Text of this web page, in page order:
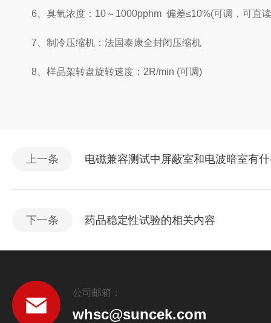
6、臭氧浓度：10～1000pphm 偏差≤10%(可调，可直
7、制冷压缩机：法国泰康全封闭压缩机
8、样品架转盘旋转速度：2R/min (可调)
上一条 电磁兼容测试中屏蔽室和电波暗室有
下一条 药品稳定性试验的相关内容
公司邮箱：
whsc@suncek.com